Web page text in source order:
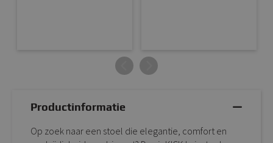
Productinformatie
Op zoek naar een stoel die elegantie, comfort en